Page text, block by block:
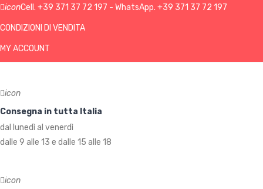
iconCell. +39 371 37 72 197 - WhatsApp. +39 371 37 72 197
CONDIZIONI DI VENDITA
MY ACCOUNT
icon
Consegna in tutta Italia
dal lunedì al venerdì
dalle 9 alle 13 e dalle 15 alle 18
icon